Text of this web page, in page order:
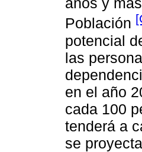
Población
potencial
las
en el año
cada 100
tenderá a
se